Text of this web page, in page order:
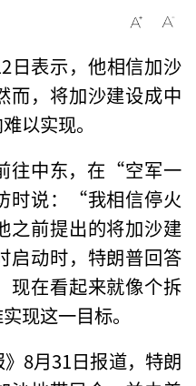
日表示，他相信加沙
而，将加沙建设成中
以实现。
往中东，在“空军一
时说：“我相信停火
前提出的将加沙建
启动时，特朗普回答
现在看起来就像个拆
现这一目标。
8月31日报道，特朗